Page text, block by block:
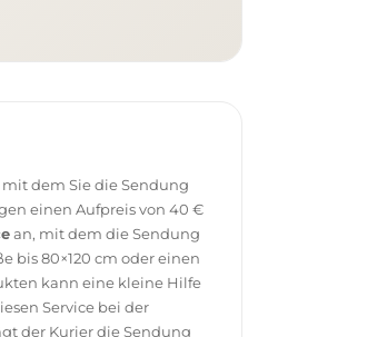
dem Sie die Sendung
einen Aufpreis von 40 €
an, mit dem die Sendung
bis 80×120 cm oder einen
kann eine kleine Hilfe
Service bei der
der Kurier die Sendung